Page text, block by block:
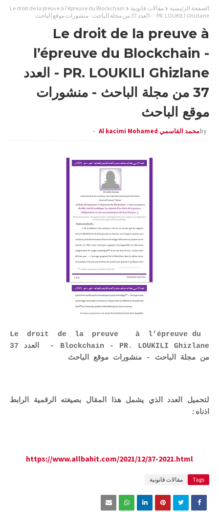
الصفحة الرئيسية مقالات قانونية
Le droit de la preuve à l’épreuve du Blockchain
- PR. LOUKILI Ghizlane - العدد 37 من مجلة الباحث - منشورات موقع الباحث
Le droit de la preuve à
l’épreuve du Blockchain -
PR. LOUKILI Ghizlane - العدد
37 من مجلة الباحث - منشورات
موقع الباحث
byمحمد القاسمي Al kacimi Mohamed
Le droit de la preuve à l’épreuve du
Blockchain - PR. LOUKILI Ghizlane - العدد 37
من مجلة الباحث - منشورات موقع الباحث
لتحميل العدد الذي يشمل هذا المقال بصيغته الرقمية الرابط
اذناه:
https://www.allbahit.com/2021/12/37-2021.html
Tags مقالات قانونية